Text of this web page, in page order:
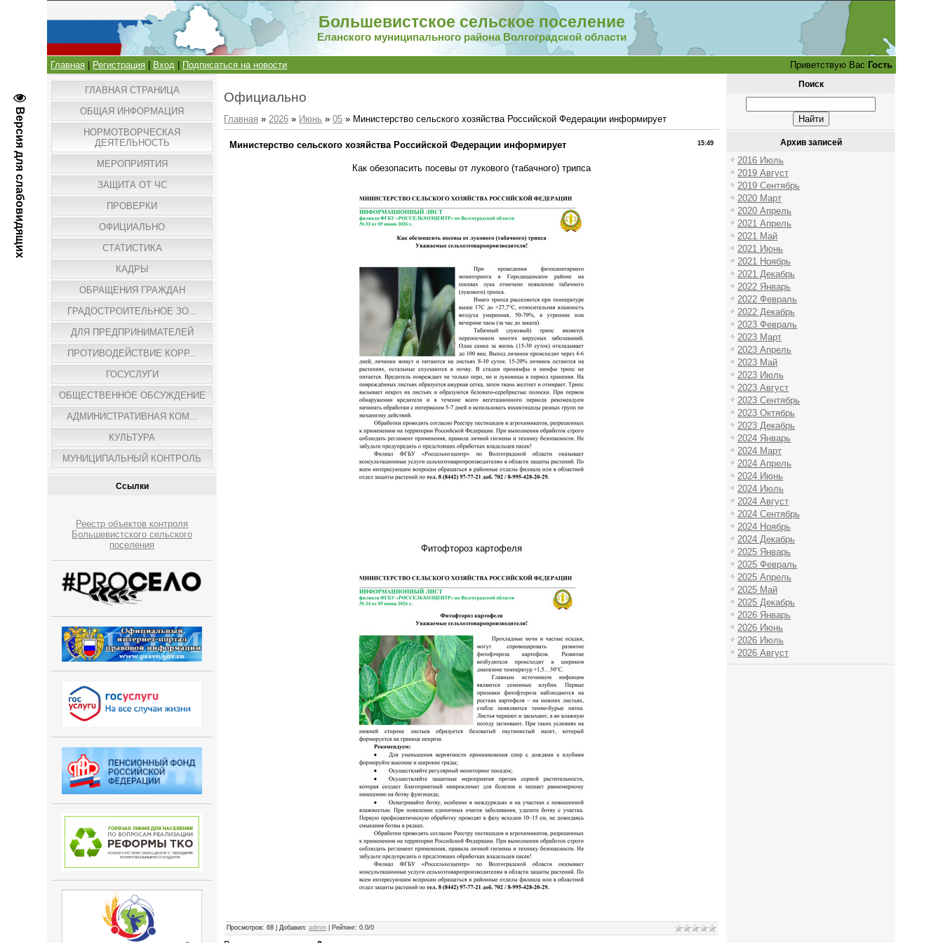
Версия для слабовидящих
Большевистское сельское поселение
Еланского муниципального района Волгоградской области
Главная Регистрация Вход Подписаться на новости Приветствую Вас Гость
ГЛАВНАЯ СТРАНИЦА
ОБЩАЯ ИНФОРМАЦИЯ
НОРМОТВОРЧЕСКАЯ
ДЕЯТЕЛЬНОСТЬ
МЕРОПРИЯТИЯ
ЗАЩИТА ОТ ЧС
ПРОВЕРКИ
ОФИЦИАЛЬНО
СТАТИСТИКА
КАДРЫ
ОБРАЩЕНИЯ ГРАЖДАН
ГРАДОСТРОИТЕЛЬНОЕ ЗО...
ДЛЯ ПРЕДПРИНИМАТЕЛЕЙ
ПРОТИВОДЕЙСТВИЕ КОРР...
ГОСУСЛУГИ
ОБЩЕСТВЕННОЕ ОБСУЖДЕНИЕ
АДМИНИСТРАТИВНАЯ КОМ...
КУЛЬТУРА
МУНИЦИПАЛЬНЫЙ КОНТРОЛЬ
Ссылки
Реестр объектов контроля
Большевистского сельского
поселения
Официально
Главная »2026 » Июнь » 05 » Министерство сельского хозяйства Российской Федерации информирует
15:49
Министерство сельского хозяйства Российской Федерации информирует
Как обезопасить посевы от лукового (табачного) трипса
Фитофтороз картофеля
Просмотров: 68 |Добавил:admin Рейтинг:0.0/0
Поиск
Архив записей
2016 Июль
2019 Август
2019 Сентябрь
2020 Март
2020 Апрель
2021 Апрель
2021 Май
2021 Июнь
2021 Ноябрь
2021 Декабрь
2022 Январь
2022 Февраль
2022 Декабрь
2023 Февраль
2023 Март
2023 Апрель
2023 Май
2023 Июль
2023 Август
2023 Сентябрь
2023 Октябрь
2023 Декабрь
2024 Январь
2024 Март
2024 Апрель
2024 Июнь
2024 Июль
2024 Август
2024 Сентябрь
2024 Ноябрь
2024 Декабрь
2025 Январь
2025 Февраль
2025 Апрель
2025 Май
2025 Декабрь
2026 Январь
2026 Июнь
2026 Июль
2026 Август